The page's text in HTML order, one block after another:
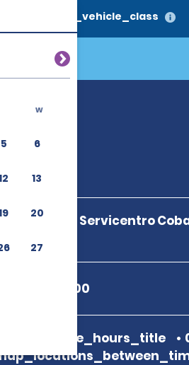
w
5 6
13
20
27
search_vehicle_class
200m East Of Servicentro
+506 2242 7800
branch_page_hours_title